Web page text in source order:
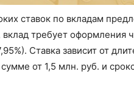
ставок по вкладам
вклад требует оформления
Ставка зависит от
от 1,5 млн. руб. и